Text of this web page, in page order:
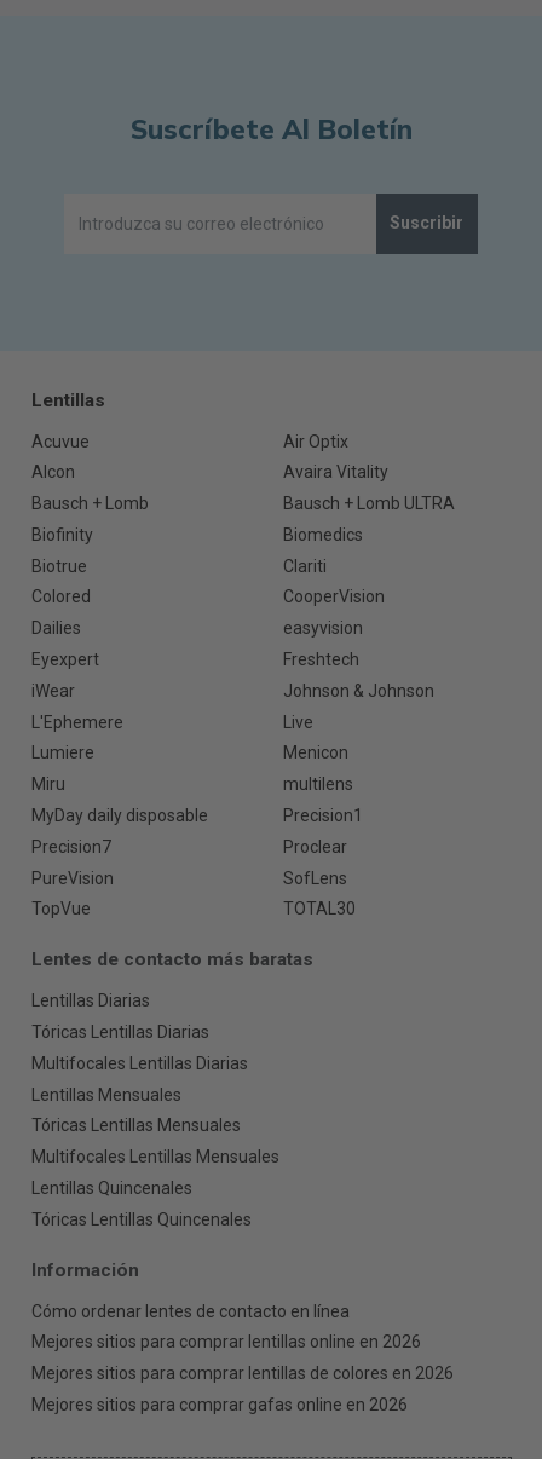
Suscríbete Al Boletín
Suscribir
Lentillas
Acuvue
Air Optix
Alcon
Avaira Vitality
Bausch + Lomb
Bausch + Lomb ULTRA
Biofinity
Biomedics
Biotrue
Clariti
Colored
CooperVision
Dailies
easyvision
Eyexpert
Freshtech
iWear
Johnson & Johnson
L'Ephemere
Live
Lumiere
Menicon
Miru
multilens
MyDay daily disposable
Precision1
Precision7
Proclear
PureVision
SofLens
TopVue
TOTAL30
Lentes de contacto más baratas
Lentillas Diarias
Tóricas Lentillas Diarias
Multifocales Lentillas Diarias
Lentillas Mensuales
Tóricas Lentillas Mensuales
Multifocales Lentillas Mensuales
Lentillas Quincenales
Tóricas Lentillas Quincenales
Información
Cómo ordenar lentes de contacto en línea
Mejores sitios para comprar lentillas online en 2026
Mejores sitios para comprar lentillas de colores en 2026
Mejores sitios para comprar gafas online en 2026